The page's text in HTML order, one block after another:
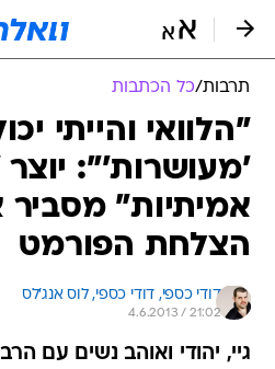
תרבות/כל הכתבות
"הלוואי והייתי
'מעושרות'":
אמיתיות" מסביר
הצלחת הפורמט
דודי כספי, דודי כספי, לוס אנג'לס
4.6.2013 / 21:02
גיי, יהודי ואוהב נשים עם